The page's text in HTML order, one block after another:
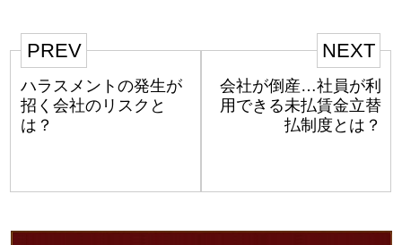
PREV
ハラスメントの発生が
招く会社のリスクと
は？
NEXT
会社が倒産…社員が利
用できる未払賃金立替
払制度とは？